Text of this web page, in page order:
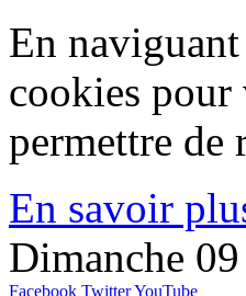
En
cookies pour
permettre de
En savoir
Dimanche
Facebook TwitterYouTube